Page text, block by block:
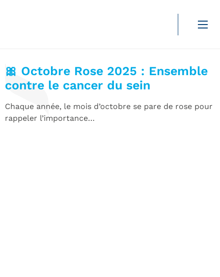
🎀 Octobre Rose 2025 : Ensemble
contre le cancer du sein
Chaque année, le mois d’octobre se pare de rose pour
rappeler l’importance…